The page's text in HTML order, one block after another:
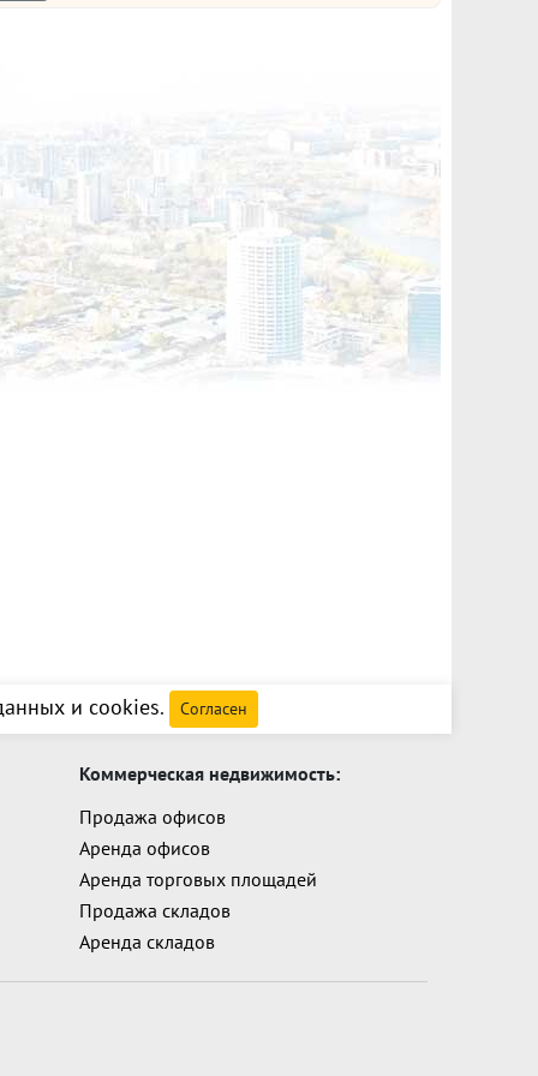
и cookies. Согласен
Коммерческая недвижимость:
Продажа офисов
Аренда офисов
Аренда торговых площадей
Продажа складов
Аренда складов